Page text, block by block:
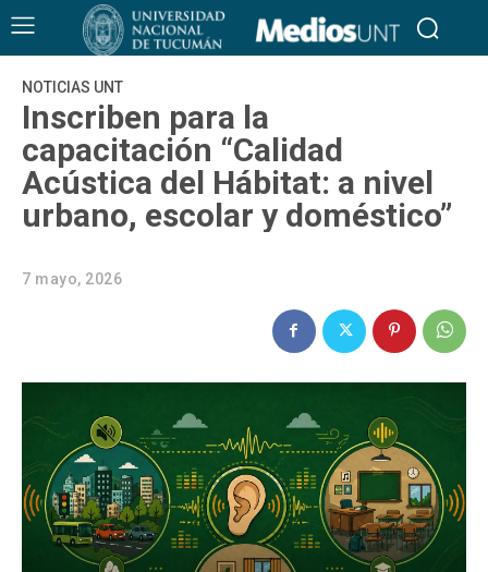
NOTICIAS UNT
Inscriben para la
capacitación “Calidad
Acústica del Hábitat: a nivel
urbano, escolar y doméstico”
7 mayo, 2026